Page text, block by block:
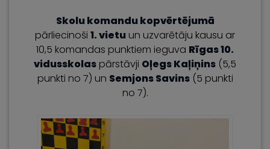
Skolu komandu kopvērtējumā
pārliecinoši 1. vietu un uzvarētāju kausu ar
10,5 komandas punktiem ieguva Rīgas 10.
vidusskolas pārstāvji Oļegs Kaļiņins (5,5
punkti no 7) un Semjons Savins(5 punkti
no 7).